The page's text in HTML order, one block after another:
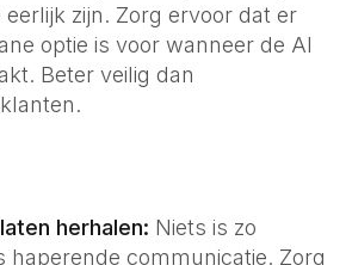
zijn. Zorg ervoor dat er
optie is voor wanneer de AI
Beter veilig dan
herhalen: Niets is zo
haperende communicatie. Zorg